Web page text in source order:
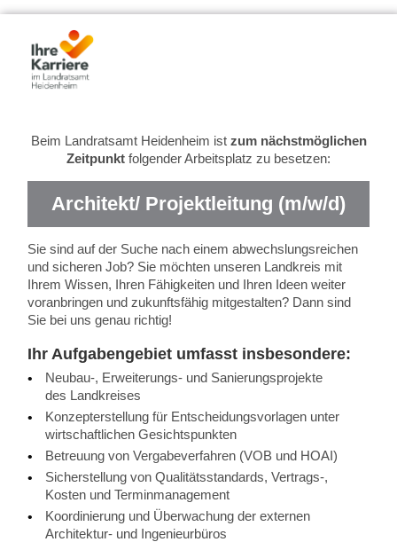
Beim Landratsamt Heidenheim ist zum nächstmöglichen
Zeitpunkt folgender Arbeitsplatz zu besetzen:
Architekt/ Projektleitung (m/w/d)
Sie sind auf der Suche nach einem abwechslungsreichen
und sicheren Job? Sie möchten unseren Landkreis mit
Ihrem Wissen, Ihren Fähigkeiten und Ihren Ideen weiter
voranbringen und zukunftsfähig mitgestalten? Dann sind
Sie bei uns genau richtig!
Ihr Aufgabengebiet umfasst insbesondere:
Neubau-, Erweiterungs- und Sanierungsprojekte
des Landkreises
Konzepterstellung für Entscheidungsvorlagen unter
wirtschaftlichen Gesichtspunkten
Betreuung von Vergabeverfahren (VOB und HOAI)
Sicherstellung von Qualitätsstandards, Vertrags-,
Kosten und Terminmanagement
Koordinierung und Überwachung der externen
Architektur- und Ingenieurbüros